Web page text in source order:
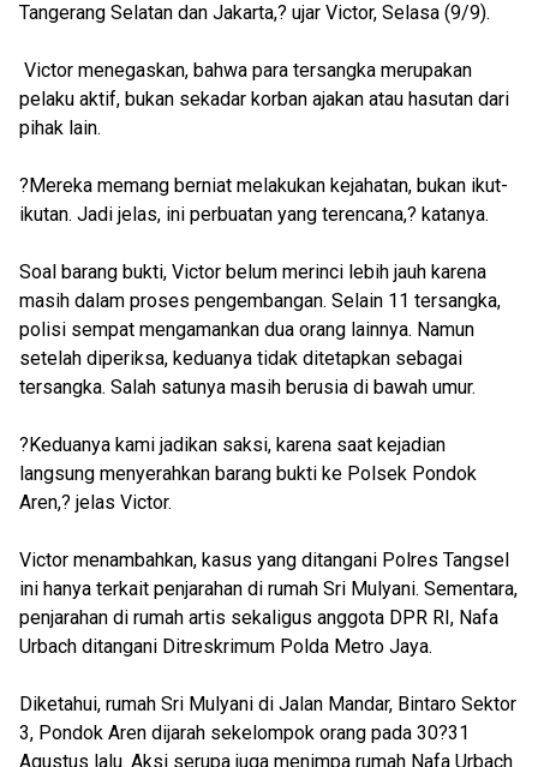
Tangerang Selatan dan Jakarta,? ujar Victor, Selasa (9/9).
Victor menegaskan, bahwa para tersangka merupakan
pelaku aktif, bukan sekadar korban ajakan atau hasutan dari
pihak lain.
?Mereka memang berniat melakukan kejahatan, bukan ikut-
ikutan. Jadi jelas, ini perbuatan yang terencana,? katanya.
Soal barang bukti, Victor belum merinci lebih jauh karena
masih dalam proses pengembangan. Selain 11 tersangka,
polisi sempat mengamankan dua orang lainnya. Namun
setelah diperiksa, keduanya tidak ditetapkan sebagai
tersangka. Salah satunya masih berusia di bawah umur.
?Keduanya kami jadikan saksi, karena saat kejadian
langsung menyerahkan barang bukti ke Polsek Pondok
Aren,? jelas Victor.
Victor menambahkan, kasus yang ditangani Polres Tangsel
ini hanya terkait penjarahan di rumah Sri Mulyani. Sementara,
penjarahan di rumah artis sekaligus anggota DPR RI, Nafa
Urbach ditangani Ditreskrimum Polda Metro Jaya.
Diketahui, rumah Sri Mulyani di Jalan Mandar, Bintaro Sektor
3, Pondok Aren dijarah sekelompok orang pada 30?31
Agustus lalu. Aksi serupa juga menimpa rumah Nafa Urbach